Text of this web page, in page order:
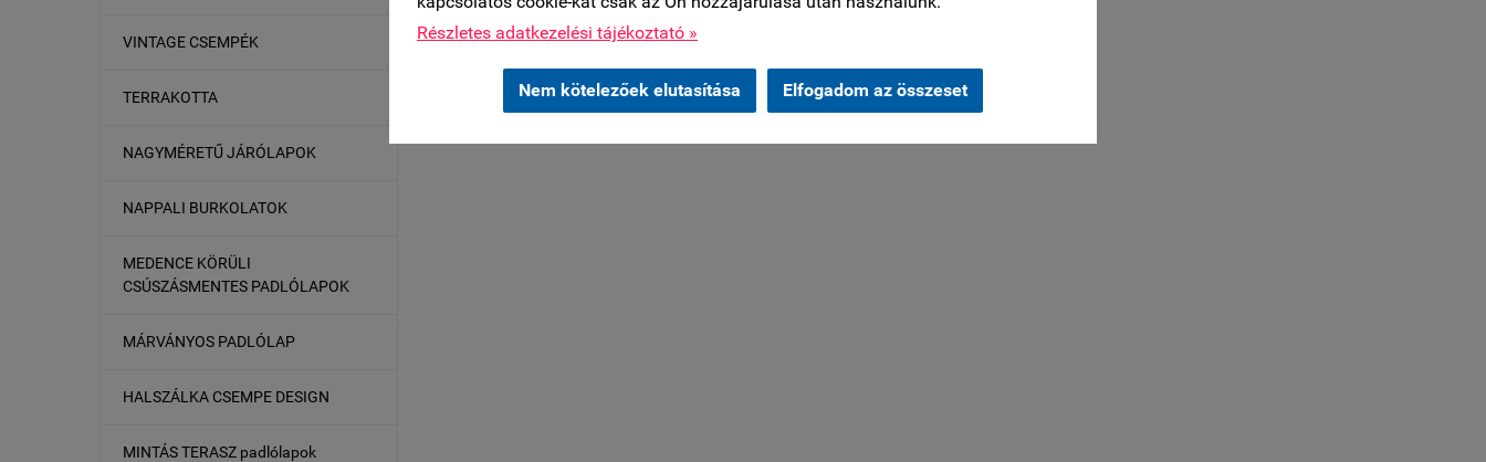
Részletes adatkezelési tájékoztató »
Nem kötelezőek elutasítása Elfogadom az összeset
VINTAGE CSEMPÉK
TERRAKOTTA
NAGYMÉRETŰ JÁRÓLAPOK
NAPPALI BURKOLATOK
MEDENCE KÖRÜLI
CSÚSZÁSMENTES PADLÓLAPOK
MÁRVÁNYOS PADLÓLAP
HALSZÁLKA CSEMPE DESIGN
MINTÁS TERASZ padlólapok